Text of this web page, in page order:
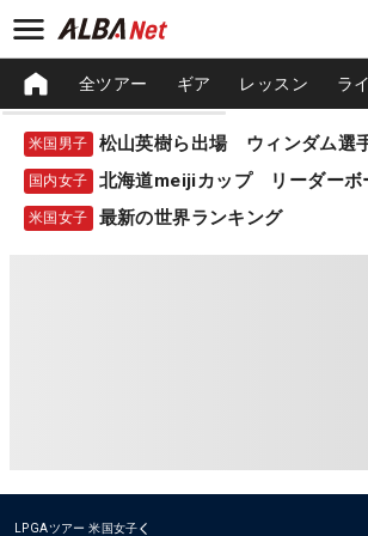
全ツアー ギア レッスン ラ
米国男子
国内女子 北海道meijiカップ リーダーボ
米国女子 最新の世界ランキング
LPGAツアー 米国女子